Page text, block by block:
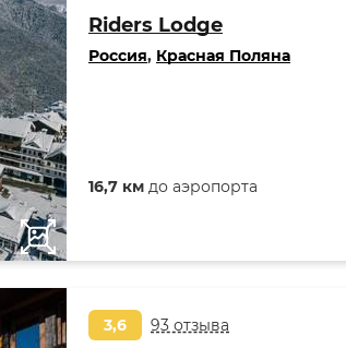
Riders Lodge
Россия, Красная Поляна
16,7 км до аэропорта
3,6 93 отзыва